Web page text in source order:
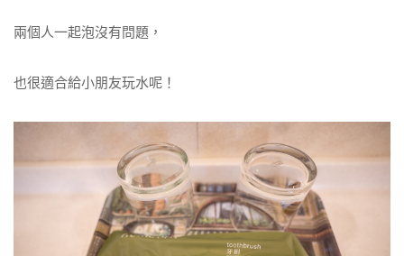
兩個人一起泡沒有問題，
也很適合給小朋友玩水呢！